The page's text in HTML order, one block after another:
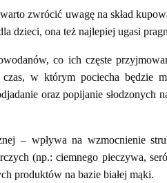
zwrócić uwagę na skład
dzieci, ona też najlepiej ugasi
co ich częste
w którym pociecha będzie
oraz popijanie słodzonych
– wpływa na wzmocnienie
(np.: ciemnego pieczywa,
produktów na bazie białej mąki.